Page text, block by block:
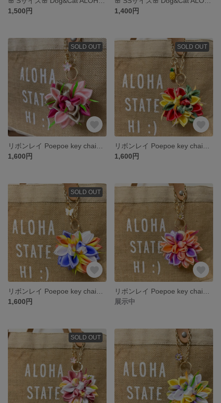
1,500円
1,400円
SOLD OUT
1,600円
SOLD OUT
1,600円
SOLD OUT
1,600円
展示中
SOLD OUT